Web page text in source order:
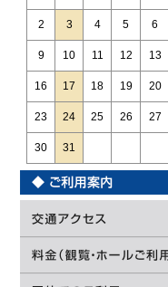
2 3 4 5 6
9 10 11 12 13
16 17 18 19 20
23 24 25 26 27
30 31